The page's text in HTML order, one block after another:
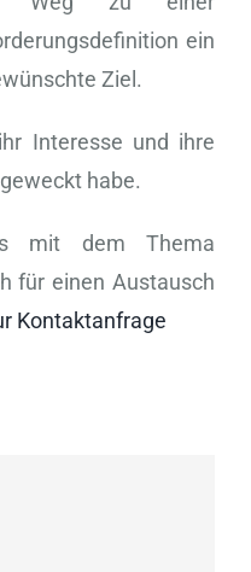
ein
Ziel.
Interesse und ihre
habe.
mit dem Thema
für einen Austausch
Kontaktanfrage